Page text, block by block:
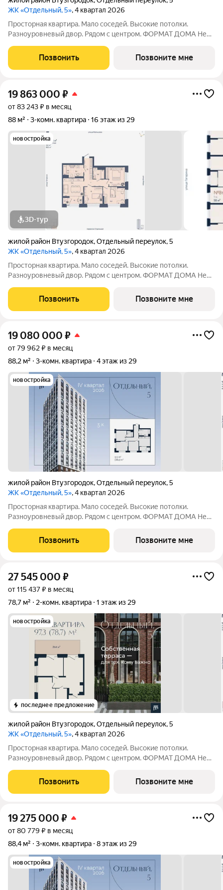
ЖК «Отдельный, 5», 4 квартал 2026
Просторная квартира. Мало соседей. Высокие потолки.
Разноуровневый двор. Рядом с центром. ФОРМАТ ДОМА Не
квартиры Принципиальное отсутствие студий Лобби с
рецепцией безопасность и удобство
Позвонить Позвоните мне
19 863 000 ₽
от 83 243 ₽ в месяц
88 м²
3-комн. квартира 16 этаж из 29
новостройка
3D-тур
жилой район Втузгородок,Отдельный переулок,5
ЖК «Отдельный, 5», 4 квартал 2026
Просторная квартира. Мало соседей. Высокие потолки.
Разноуровневый двор. Рядом с центром. ФОРМАТ ДОМА Не
квартиры Принципиальное отсутствие студий Лобби с
рецепцией безопасность и удобство
Позвонить Позвоните мне
19 080 000 ₽
от 79 962 ₽ в месяц
88,2 м²
3-комн. квартира 4 этаж из 29
новостройка
жилой район Втузгородок,Отдельный переулок,5
ЖК «Отдельный, 5», 4 квартал 2026
Просторная квартира. Мало соседей. Высокие потолки.
Разноуровневый двор. Рядом с центром. ФОРМАТ ДОМА Не
квартиры Принципиальное отсутствие студий Лобби с
рецепцией безопасность и удобство
Позвонить Позвоните мне
27 545 000 ₽
от 115 437 ₽ в месяц
78,7 м²
2-комн. квартира 1 этаж из 29
новостройка
последнее предложение
жилой район Втузгородок,Отдельный переулок,5
ЖК «Отдельный, 5», 4 квартал 2026
Просторная квартира. Мало соседей. Высокие потолки.
Разноуровневый двор. Рядом с центром. ФОРМАТ ДОМА Не
отсутствие студий Лобби с рецепцией безопасность и
удобство встречи гостей КВАРТИРЫ
Позвонить Позвоните мне
19 275 000 ₽
от 80 779 ₽ в месяц
88,4 м²
3-комн. квартира 8 этаж из 29
новостройка